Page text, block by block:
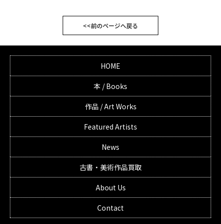
<<前のページへ戻る
HOME
本 / Books
作品 / Art Works
Featured Artists
News
古書・美術作品買取
About Us
Contact